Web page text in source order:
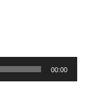
00:00